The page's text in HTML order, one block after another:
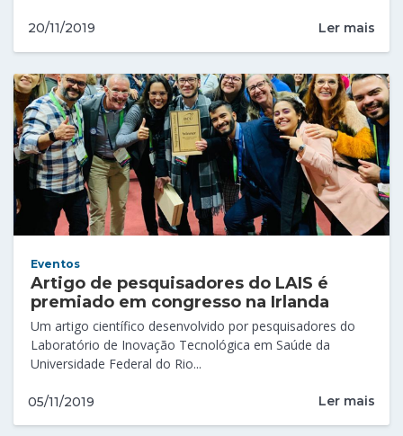
20/11/2019 Ler mais
Eventos
Artigo de pesquisadores do LAIS é
premiado em congresso na Irlanda
Um artigo científico desenvolvido por pesquisadores do
Laboratório de Inovação Tecnológica em Saúde da
Universidade Federal do Rio...
05/11/2019 Ler mais